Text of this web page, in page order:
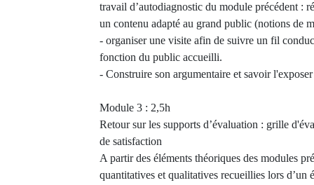
travail d’autodiagnostic du module précédent :
un contenu adapté au grand public (notions de
- organiser une visite afin de suivre un fil
fonction du public accueilli.
- Construire son argumentaire et savoir
Module 3 : 2,5h
Retour sur les supports d’évaluation : grille
de satisfaction
A partir des éléments théoriques des modules
quantitatives et qualitatives recueillies lors d’un